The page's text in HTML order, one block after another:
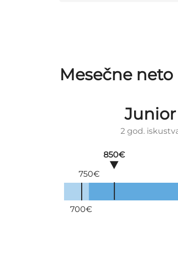
Mesečne
Junior
2 god.
700€
850€
750€